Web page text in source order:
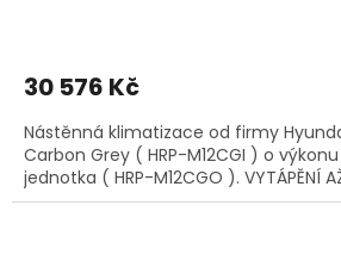
30 576 Kč
Nástěnná klimatizace od firmy
Carbon Grey ( HRP-M12CGI ) o
jednotka ( HRP-M12CGO ). VYTÁPĚNÍ